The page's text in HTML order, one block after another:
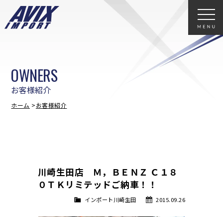
お客様紹介
OWNERS
ホーム お客様紹介
川崎生田店 Ｍ，ＢＥＮＺ Ｃ１８
０ＴＫリミテッドご納車！！
2015.09.26
インポート川崎生田